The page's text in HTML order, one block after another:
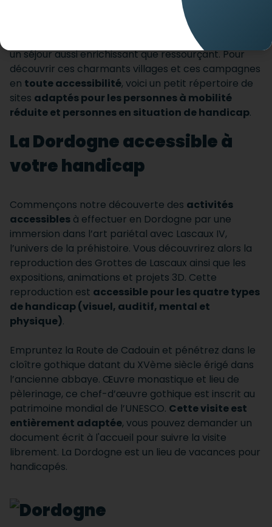
, région du Périgord qui conjugue
nature, gastronomie et art de vivre, promet toujours
un séjour aussi enrichissant que ressourçant. Pour
découvrir ces charmants villages et ces campagnes
en toute accessibilité, voici un petit répertoire de
sites adaptés pour les personnes à mobilité
réduite et personnes en situation de handicap.
La Dordogne accessible à
votre handicap
Commençons notre découverte des activités
accessibles à effectuer en Dordogne par une
immersion dans l’art pariétal avec Lascaux IV,
l’univers de la préhistoire. Vous découvrirez alors la
reproduction des Grottes de Lascaux ainsi que les
expositions, animations et projets 3D. Cette
reproduction est accessible pour les quatre types
de handicap (visuel, auditif, mental et
physique).
Empruntez la Route de Cadouin et pénétrez dans le
cloître gothique datant du XVème siècle érigé dans
l’ancienne abbaye. Œuvre monastique et lieu de
pèlerinage, ce chef-d’œuvre gothique est inscrit au
patrimoine mondial de l’UNESCO. Cette visite est
entièrement adaptée, vous pouvez demander un
document écrit à l'accueil pour suivre la visite
librement. La Dordogne est un lieu de vacances pour
handicapés.